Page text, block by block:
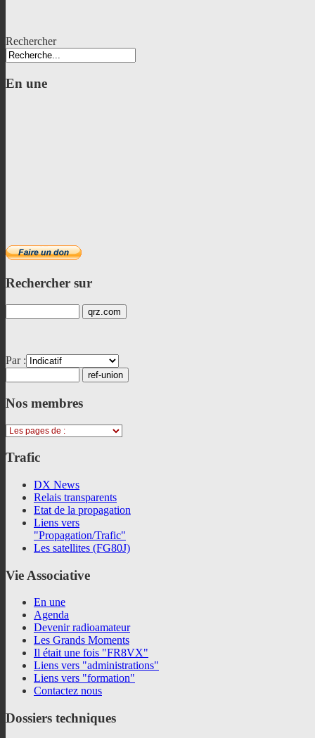
Rechercher
En une
Rechercher sur
Par :
Nos membres
Trafic
DX News
Relais transparents
Etat de la propagation
Liens vers
"Propagation/Trafic"
Les satellites (FG80J)
Vie Associative
En une
Agenda
Devenir radioamateur
Les Grands Moments
Il était une fois "FR8VX"
Liens vers "administrations"
Liens vers "formation"
Contactez nous
Dossiers techniques